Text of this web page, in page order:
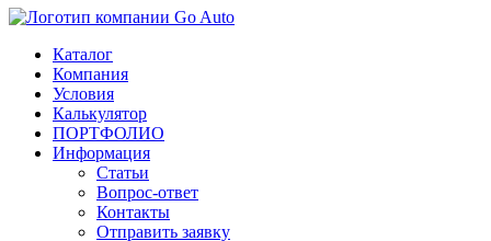
Каталог
Компания
Условия
Калькулятор
ПОРТФОЛИО
Информация
Статьи
Вопрос-ответ
Контакты
Отправить заявку